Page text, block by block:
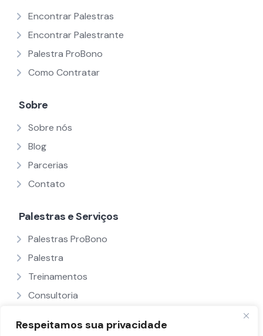
Respeitamos sua privacidade
Encontrar Palestras
Encontrar Palestrante
Palestra ProBono
Como Contratar
Sobre
Sobre nós
Blog
Parcerias
Contato
Palestras e Serviços
Palestras ProBono
Palestra
Treinamentos
Consultoria